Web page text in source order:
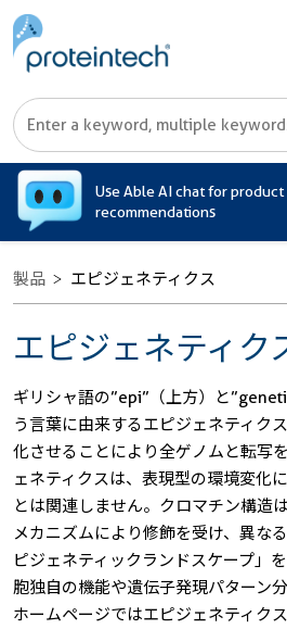
Use Able AI chat for product
recommendations
製品 エピジェネティクス
エピジェネティク
ギリシャ語の”epi”（上方）と
う言葉に由来するエピジェネティク
化させることにより全ゲノムと転写
ェネティクスは、表現型の環境変化
とは関連しません。クロマチン構造
メカニズムにより修飾を受け、異な
ピジェネティックランドスケープ」
胞独自の機能や遺伝子発現パターン
ホームページではエピジェネティク